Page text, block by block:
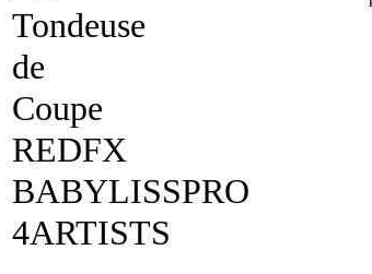
Tondeuse
de
Coupe
REDFX
BABYLISSPRO
4ARTISTS